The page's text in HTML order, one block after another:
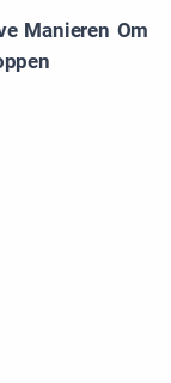
Manieren Om